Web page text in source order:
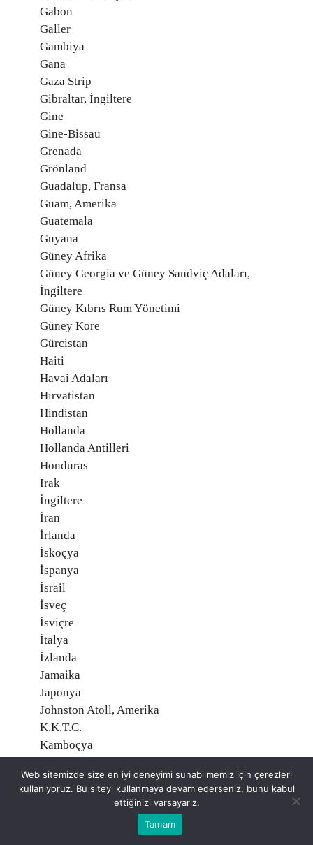
Gabon
Galler
Gambiya
Gana
Gaza Strip
Gibraltar, İngiltere
Gine
Gine-Bissau
Grenada
Grönland
Guadalup, Fransa
Guam, Amerika
Guatemala
Guyana
Güney Afrika
Güney Georgia ve Güney Sandviç Adaları,
İngiltere
Güney Kıbrıs Rum Yönetimi
Güney Kore
Gürcistan
Haiti
Havai Adaları
Hırvatistan
Hindistan
Hollanda
Hollanda Antilleri
Honduras
Irak
İngiltere
İran
İrlanda
İskoçya
İspanya
İsrail
İsveç
İsviçre
İtalya
İzlanda
Jamaika
Japonya
Johnston Atoll, Amerika
K.K.T.C.
Kamboçya
Kanada
Kanarya Adaları
Web sitemizde size en iyi deneyimi sunabilmemiz için çerezleri
kullanıyoruz. Bu siteyi kullanmaya devam ederseniz, bunu kabul
ettiğinizi varsayarız.
Tamam